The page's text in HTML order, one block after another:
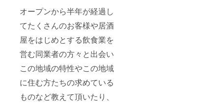
オープンから半年が経過し
てたくさんのお客様や居酒
屋をはじめとする飲食業を
営む同業者の方々と出会い
この地域の特性やこの地域
に住む方たちの求めている
ものなど教えて頂いたり、